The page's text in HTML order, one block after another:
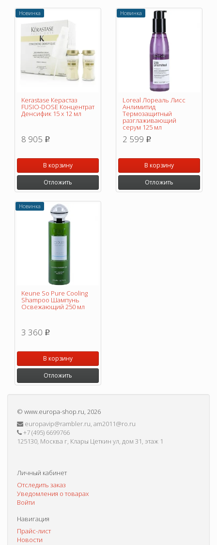
Новинка
Kerastase Керастаз
FUSIO-DOSE Концентрат
Денсифик 15 x 12 мл
8 905 p
В корзину
Отложить
Новинка
Loreal Лореаль Лисс
Анлимитид
Термозащитный
разглаживающий
серум 125 мл
2 599 p
В корзину
Отложить
Новинка
Keune So Pure Cooling
Shampoo Шампунь
Освежающий 250 мл
3 360 p
В корзину
Отложить
© www.europa-shop.ru, 2026
europavip@rambler.ru, am2011@ro.ru
+7 (495) 6699766
125130, Москва г, Клары Цеткин ул, дом 31, этаж 1
Личный кабинет
Отследить заказ
Уведомления о товарах
Войти
Навигация
Прайс-лист
Новости